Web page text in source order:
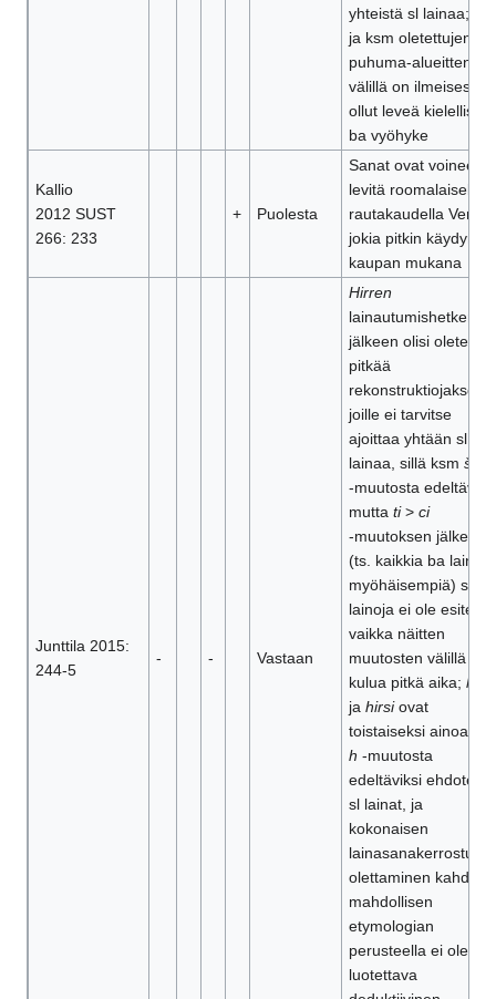
yhteistä sl lainaa; ksl
ja ksm oletettujen
puhuma-alueitten
välillä on ilmeisesti
ollut leveä
ba vyöhyke
Kallio
2012 SUST
266: 233
+ Puolesta
Sanat ovat voineet
levitä roomalaisella
rautakaudella
jokia pitkin käydyn
kaupan mukana
Junttila 2015:
244-5
- - Vastaan
Hirren
lainautumishetken
jälkeen olisi
pitkää
rekonstruktiojaksoa,
joille ei tarvitse
ajoittaa yhtään sl
lainaa, sillä ksm š
‑muutosta edeltäviä
mutta ti> ci
‑muutoksen jälkeisiä
(ts. kaikkia ba lainoja
myöhäisempiä) sl
lainoja ei ole esitetty,
vaikka näitten
muutosten välillä ehti
kulua pitkä aika;
ja hirsiovat
toistaiseksi ainoat
h -muutosta
edeltäviksi ehdotetut
sl lainat, ja
kokonaisen
olettaminen kahden
mahdollisen
etymologian
perusteella ei ole
luotettava